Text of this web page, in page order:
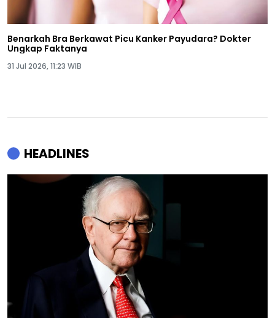
Benarkah Bra Berkawat Picu Kanker Payudara? Dokter
Ungkap Faktanya
31 Jul 2026, 11:23 WIB
HEADLINES